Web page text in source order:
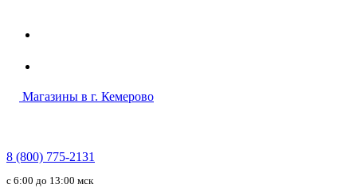
Магазины в г. Кемерово
8 (800) 775-2131
c 6:00 до 13:00 мск